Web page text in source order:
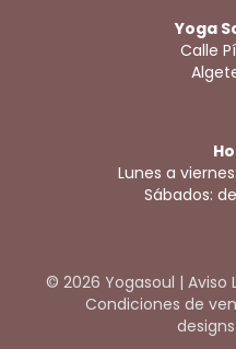
Yoga
Calle
Lunes a
Sábados: de
© 2026 Yogasoul | Aviso
Condiciones de